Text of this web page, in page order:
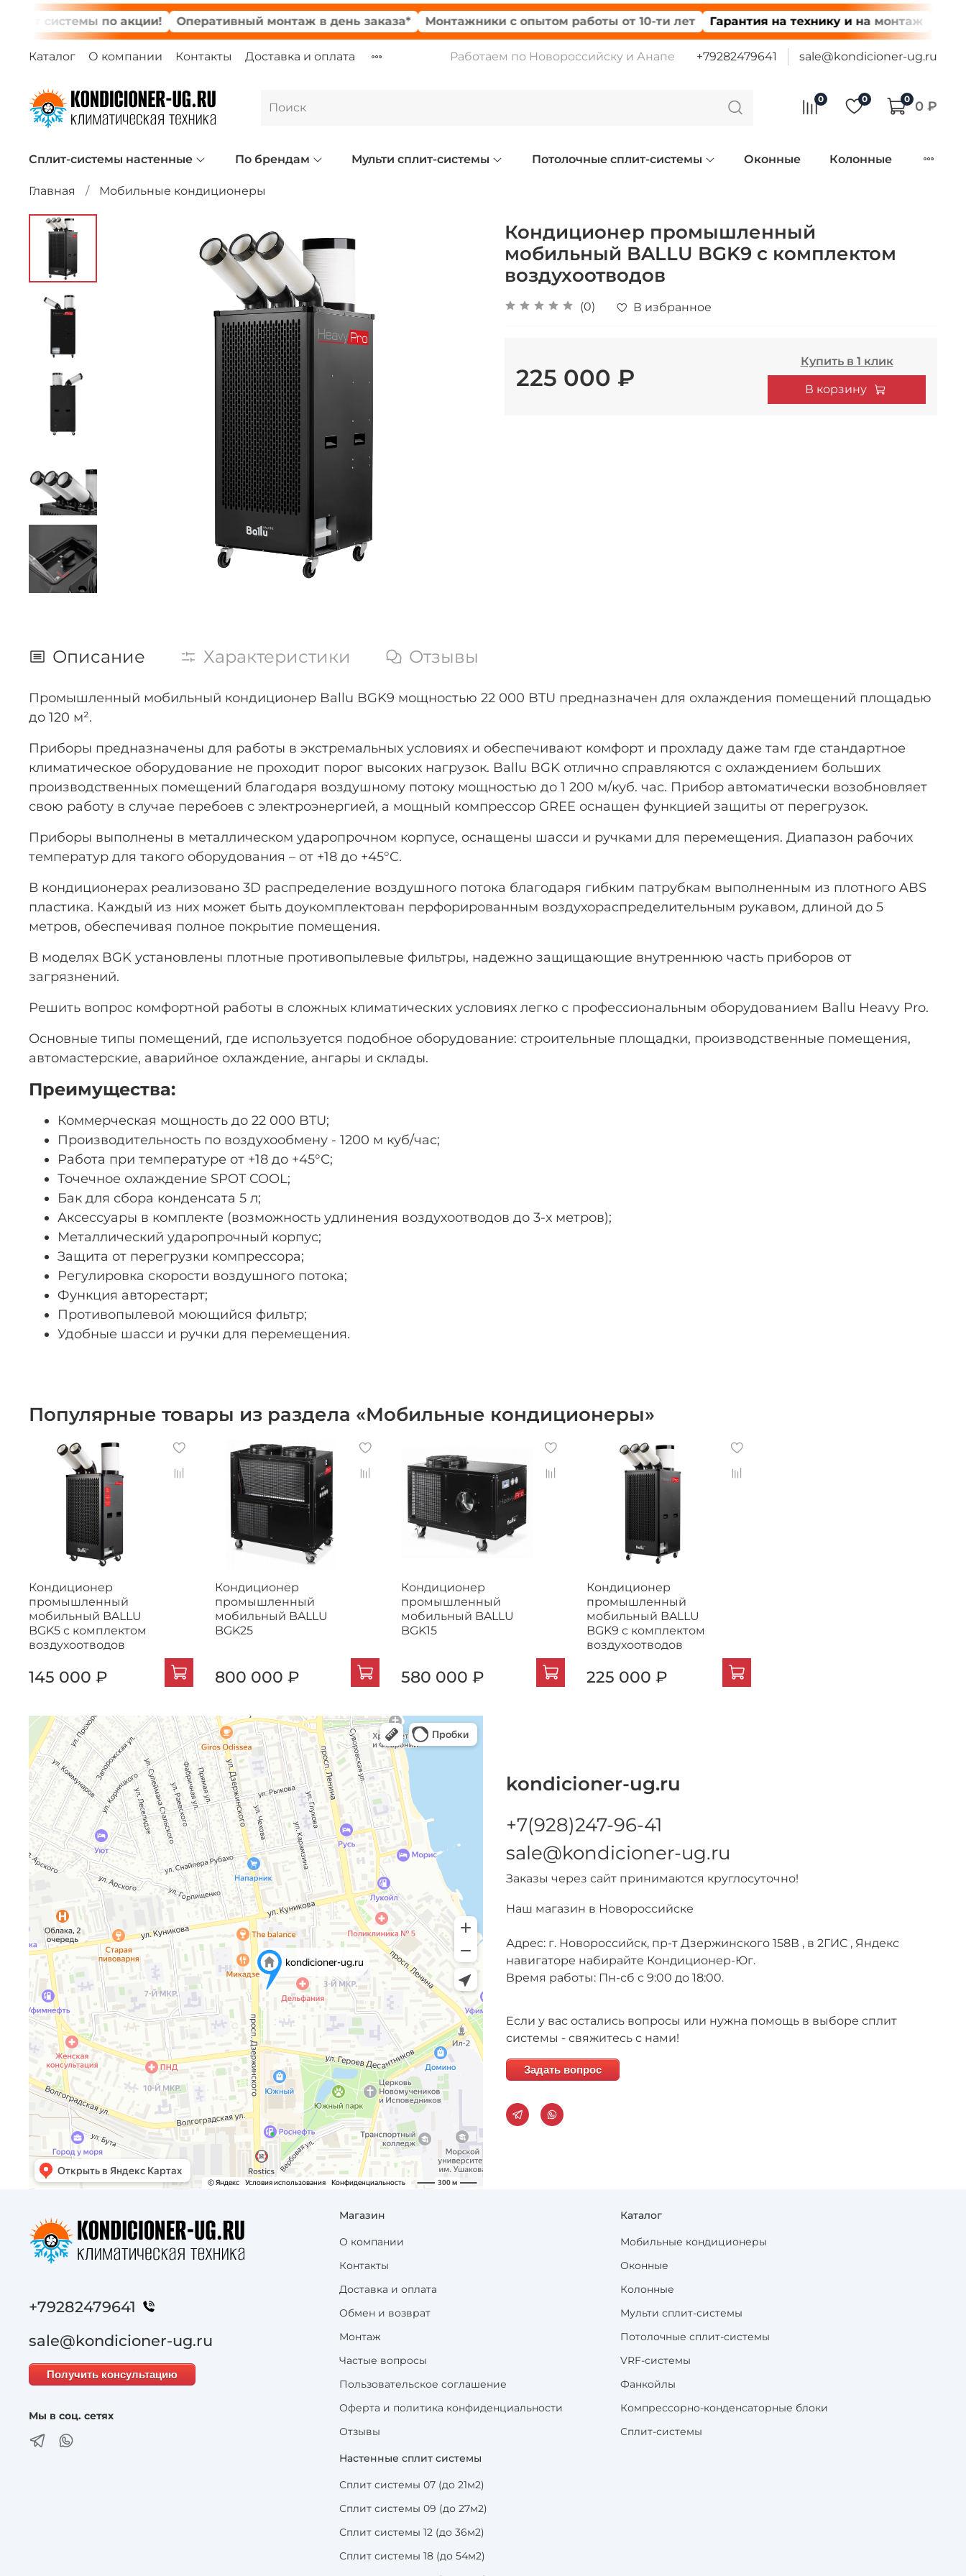
системы по акции! Оперативный монтаж в день заказа* Монтажники с опытом работы от 10-ти лет Гарантия на технику и на монтаж Доставка
Каталог О компании Контакты Доставка и оплата Работаем по Новороссийску и Анапе +79282479641 sale@kondicioner-ug.ru
0 0 0 0 ₽
Сплит-системы настенные По брендам Мульти сплит-системы Потолочные сплит-системы Оконные Колонные
Главная Мобильные кондиционеры
Кондиционер промышленный
мобильный BALLU BGK9 с комплектом
воздухоотводов
(0) В избранное
225 000 ₽
Купить в 1 клик
В корзину
Описание Характеристики Отзывы
Промышленный мобильный кондиционер Ballu BGK9 мощностью 22 000 BTU предназначен для охлаждения помещений площадью
до 120 м².
Приборы предназначены для работы в экстремальных условиях и обеспечивают комфорт и прохладу даже там где стандартное
климатическое оборудование не проходит порог высоких нагрузок. Ballu BGK отлично справляются с охлаждением больших
производственных помещений благодаря воздушному потоку мощностью до 1 200 м/куб. час. Прибор автоматически возобновляет
свою работу в случае перебоев с электроэнергией, а мощный компрессор GREE оснащен функцией защиты от перегрузок.
Приборы выполнены в металлическом ударопрочном корпусе, оснащены шасси и ручками для перемещения. Диапазон рабочих
температур для такого оборудования – от +18 до +45°C.
В кондиционерах реализовано 3D распределение воздушного потока благодаря гибким патрубкам выполненным из плотного ABS
пластика. Каждый из них может быть доукомплектован перфорированным воздухораспределительным рукавом, длиной до 5
метров, обеспечивая полное покрытие помещения.
В моделях BGK установлены плотные противопылевые фильтры, надежно защищающие внутреннюю часть приборов от
загрязнений.
Решить вопрос комфортной работы в сложных климатических условиях легко с профессиональным оборудованием Ballu Heavy Pro.
Основные типы помещений, где используется подобное оборудование: cтроительные площадки, производственные помещения,
автомастерские, аварийное охлаждение, ангары и склады.
Преимущества:
Коммерческая мощность до 22 000 BTU;
Производительность по воздухообмену - 1200 м куб/час;
Работа при температуре от +18 до +45°С;
Точечное охлаждение SPOT COOL;
Бак для сбора конденсата 5 л;
Аксессуары в комплекте (возможность удлинения воздухоотводов до 3-х метров);
Металлический ударопрочный корпус;
Защита от перегрузки компрессора;
Регулировка скорости воздушного потока;
Функция авторестарт;
Противопылевой моющийся фильтр;
Удобные шасси и ручки для перемещения.
Популярные товары из раздела «Мобильные кондиционеры»
Кондиционер
промышленный
мобильный BALLU
BGK5 с комплектом
воздухоотводов
145 000 ₽
Кондиционер
промышленный
мобильный BALLU
BGK25
800 000 ₽
Кондиционер
промышленный
мобильный BALLU
BGK15
580 000 ₽
Кондиционер
промышленный
мобильный BALLU
BGK9 с комплектом
воздухоотводов
225 000 ₽
kondicioner-ug.ru
+7(928)247-96-41
sale@kondicioner-ug.ru
Заказы через сайт принимаются круглосуточно!
Наш магазин в Новороссийске
Адрес: г. Новороссийск, пр-т Дзержинского 158В , в 2ГИС , Яндекс
навигаторе набирайте Кондиционер-Юг.
Время работы: Пн-сб с 9:00 до 18:00.
Если у вас остались вопросы или нужна помощь в выборе сплит
системы - свяжитесь с нами!
Задать вопрос
Магазин
О компании
Контакты
Доставка и оплата
Обмен и возврат
Монтаж
Частые вопросы
Пользовательское соглашение
Оферта и политика конфиденциальности
Отзывы
Каталог
Мобильные кондиционеры
Оконные
Колонные
Мульти сплит-системы
Потолочные сплит-системы
VRF-системы
Фанкойлы
Компрессорно-конденсаторные блоки
Сплит-системы
Настенные сплит системы
Сплит системы 07 (до 21м2)
Сплит системы 09 (до 27м2)
Сплит системы 12 (до 36м2)
Сплит системы 18 (до 54м2)
+79282479641
sale@kondicioner-ug.ru
Получить консультацию
Мы в соц. сетях